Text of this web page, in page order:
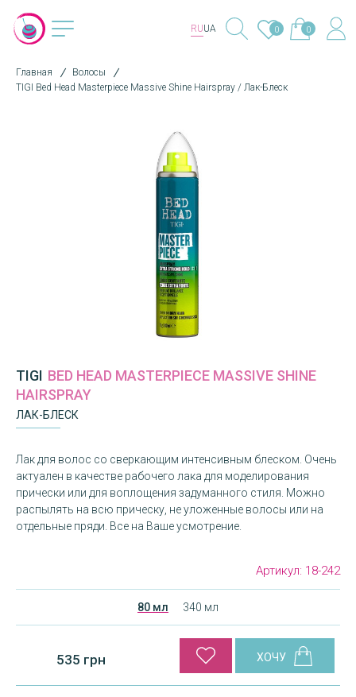
RUUA 0 0
Главная
Волосы
TIGI Bed Head Masterpiece Massive Shine Hairspray / Лак-Блеск
TIGI BED HEAD MASTERPIECE MASSIVE SHINE
HAIRSPRAY
ЛАК-БЛЕСК
Лак для волос со сверкающим интенсивным блеском. Очень
актуален в качестве рабочего лака для моделирования
прически или для воплощения задуманного стиля. Можно
распылять на всю прическу, не уложенные волосы или на
отдельные пряди. Все на Ваше усмотрение.
Артикул: 18-242
80 мл 340 мл
535 грн